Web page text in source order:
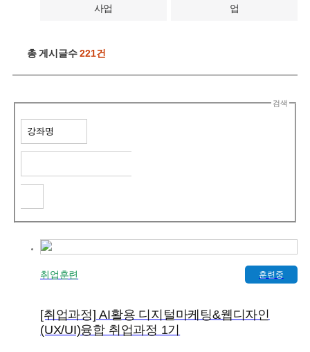
사업
업
총 게시글수221건
검색
취업훈련 훈련중
[취업과정] AI활용 디지털마케팅&웹디자인
(UX/UI)융합 취업과정 1기